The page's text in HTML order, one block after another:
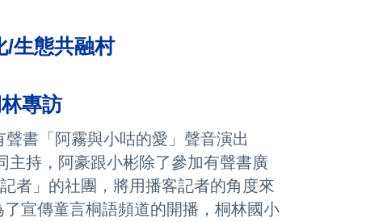
麗/文化/生態共融村
專訪
書「阿霧與小咕的愛」聲音演出
主持，阿豪跟小彬除了參加有聲書廣
者」的社團，將用播客記者的角度來
宣傳童言桐語頻道的開播，桐林國小